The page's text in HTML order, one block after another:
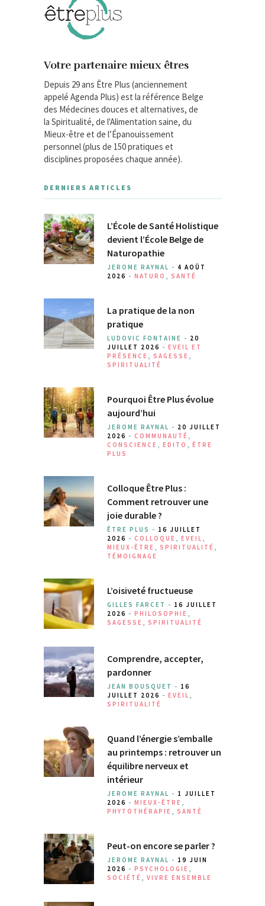
Votre partenaire mieux êtres
Depuis 29 ans Être Plus (anciennement
appelé Agenda Plus) est la référence Belge
des Médecines douces et alternatives, de
la Spiritualité, de l'Alimentation saine, du
Mieux-être et de l’Épanouissement
personnel (plus de 150 pratiques et
disciplines proposées chaque année).
DERNIERS ARTICLES
L’École de Santé Holistique
devient l’École Belge de
Naturopathie
JEROME RAYNAL - 4 AOÛT
2026 - NATURO , SANTÉ
La pratique de la non
pratique
LUDOVIC FONTAINE - 20
JUILLET 2026 - EVEIL ET
PRÉSENCE , SAGESSE ,
SPIRITUALITÉ
Pourquoi Être Plus évolue
aujourd’hui
JEROME RAYNAL - 20 JUILLET
2026 - COMMUNAUTÉ ,
CONSCIENCE , EDITO , ÊTRE
PLUS
Colloque Être Plus :
Comment retrouver une
joie durable ?
ÊTRE PLUS - 16 JUILLET
2026 - COLLOQUE , EVEIL ,
MIEUX-ÊTRE , SPIRITUALITÉ ,
TÉMOIGNAGE
L’oisiveté fructueuse
GILLES FARCET - 16 JUILLET
2026 - PHILOSOPHIE ,
SAGESSE , SPIRITUALITÉ
Comprendre, accepter,
pardonner
JEAN BOUSQUET - 16
JUILLET 2026 - EVEIL ,
SPIRITUALITÉ
Quand l’énergie s’emballe
au printemps : retrouver un
équilibre nerveux et
intérieur
JEROME RAYNAL - 1 JUILLET
2026 - MIEUX-ÊTRE ,
PHYTOTHÉRAPIE , SANTÉ
Peut-on encore se parler ?
JEROME RAYNAL - 19 JUIN
2026 - PSYCHOLOGIE ,
SOCIÉTÉ , VIVRE ENSEMBLE